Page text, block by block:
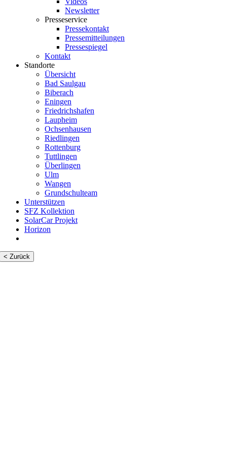
Newsletter
Presseservice
Pressekontakt
Pressemitteilungen
Pressespiegel
Kontakt
Standorte
Übersicht
Bad Saulgau
Biberach
Eningen
Friedrichshafen
Laupheim
Ochsenhausen
Riedlingen
Rottenburg
Tuttlingen
Überlingen
Ulm
Wangen
Grundschulteam
Unterstützen
SFZ Kollektion
SolarCar Projekt
Horizon
< Zurück